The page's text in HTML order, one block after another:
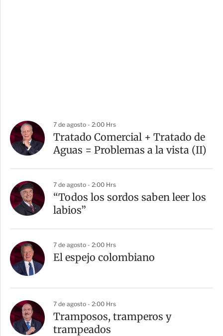
7 de agosto - 2:00 Hrs
Tratado Comercial + Tratado de
Aguas = Problemas a la vista (II)
7 de agosto - 2:00 Hrs
“Todos los sordos saben leer los
labios”
7 de agosto - 2:00 Hrs
El espejo colombiano
7 de agosto - 2:00 Hrs
Tramposos, tramperos y
trampeados